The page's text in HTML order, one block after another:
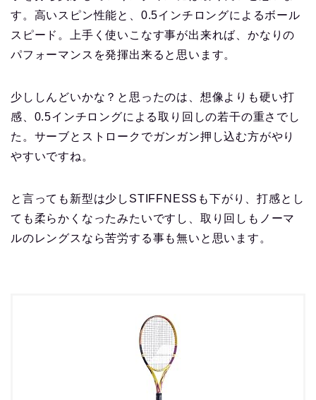
す。高いスピン性能と、0.5インチロングによるボール
スピード。上手く使いこなす事が出来れば、かなりの
パフォーマンスを発揮出来ると思います。
少ししんどいかな？と思ったのは、想像よりも硬い打
感、0.5インチロングによる取り回しの若干の重さでし
た。サーブとストロークでガンガン押し込む方がやり
やすいですね。
と言っても新型は少しSTIFFNESSも下がり、打感とし
ても柔らかくなったみたいですし、取り回しもノーマ
ルのレングスなら苦労する事も無いと思います。